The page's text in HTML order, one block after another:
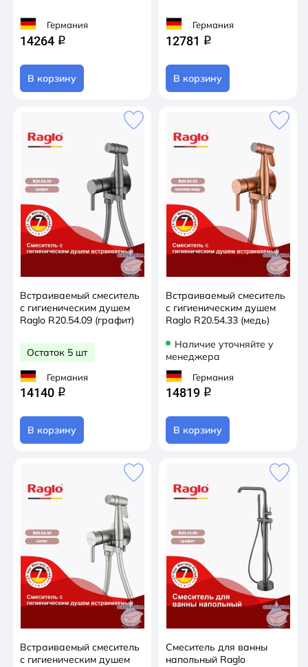
Германия
14264 q
В корзину
Германия
12781 q
В корзину
Встраиваемый смеситель
с гигиеническим душем
Raglo R20.54.09 (графит)
Остаток 5 шт
Германия
14140 q
В корзину
Встраиваемый смеситель
с гигиеническим душем
Raglo R20.54.33 (медь)
Наличие уточняйте у
менеджера
Германия
14819 q
В корзину
Встраиваемый смеситель
с гигиеническим душем
Смеситель для ванны
напольный Raglo